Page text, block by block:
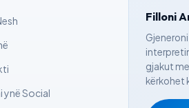
ynë Social
Filloni
gjakut
kërkohet